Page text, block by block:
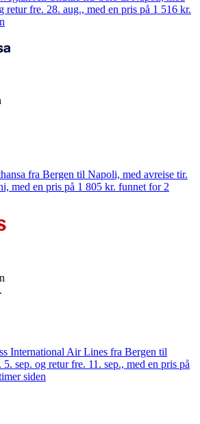
retur fre. 28. aug., med en pris på 1 516 kr.
fra Bergen til Napoli, med avreise tir.
med en pris på 1 805 kr. funnet for 2
International Air Lines fra Bergen til
sep. og retur fre. 11. sep., med en pris på
siden